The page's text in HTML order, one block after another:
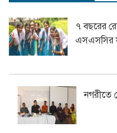
৭ বছরের
এসএসসির
নগরীতে